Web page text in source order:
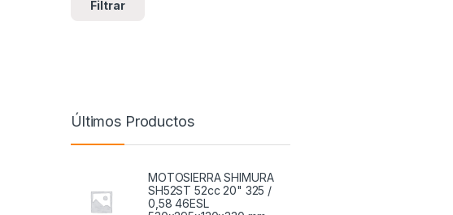
Filtrar
Últimos Productos
MOTOSIERRA SHIMURA
SH52ST 52cc 20" 325 /
0,58 46ESL